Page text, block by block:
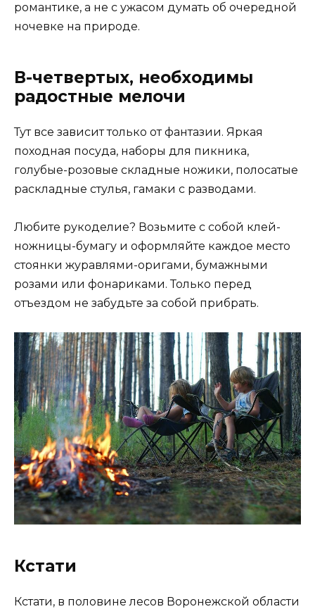
романтике, а не с ужасом думать об очередной
ночевке на природе.
В-четвертых, необходимы
радостные мелочи
Тут все зависит только от фантазии. Яркая
походная посуда, наборы для пикника,
голубые-розовые складные ножики, полосатые
раскладные стулья, гамаки с разводами.
Любите рукоделие? Возьмите с собой клей-
ножницы-бумагу и оформляйте каждое место
стоянки журавлями-оригами, бумажными
розами или фонариками. Только перед
отъездом не забудьте за собой прибрать.
Кстати
Кстати, в половине лесов Воронежской области